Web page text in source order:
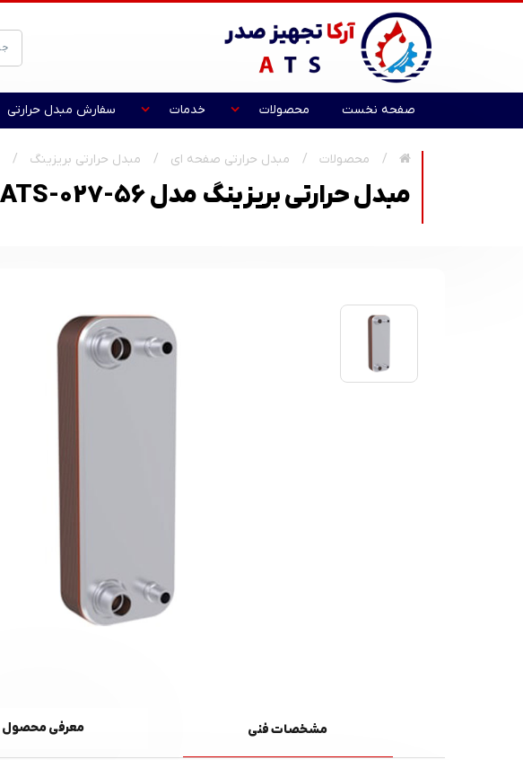
صفحه نخست محصولات خدمات سفارش مبدل حرارتی
محصولات مبدل حرارتی صفحه ای مبدل حرارتی بریزینگ
مبدل حرارتی بریزینگ مدل ATS-027-56
مشخصات فنی معرفی محصول